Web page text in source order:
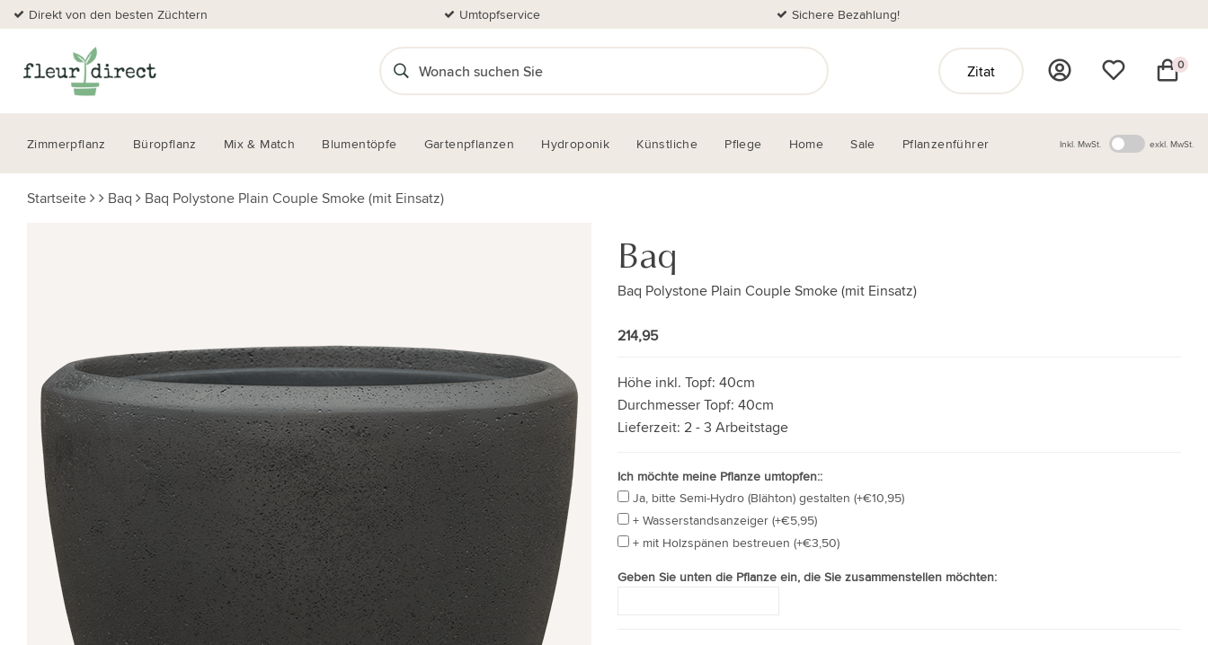
Direkt von den besten Züchtern Umtopfservice Sichere Bezahlung!
Zitat 0
Zimmerpflanz Büropflanz Mix & Match Blumentöpfe Gartenpflanzen Hydroponik Künstliche Pflege Home Sale Pflanzenführer Inkl. MwSt. exkl. MwSt.
Startseite Baq Baq Polystone Plain Couple Smoke (mit Einsatz)
Baq
Baq Polystone Plain Couple Smoke (mit Einsatz)
214,95
Höhe inkl. Topf: 40cm
Durchmesser Topf: 40cm
Lieferzeit: 2 - 3 Arbeitstage
Ich möchte meine Pflanze umtopfen::
Ja, bitte Semi-Hydro (Blähton) gestalten (+€10,95)
+ Wasserstandsanzeiger (+€5,95)
+ mit Holzspänen bestreuen (+€3,50)
Geben Sie unten die Pflanze ein, die Sie zusammenstellen möchten: